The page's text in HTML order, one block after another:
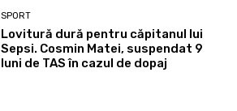
SPORT
Lovitură dură pentru căpitanul lui
Sepsi. Cosmin Matei, suspendat 9
luni de TAS în cazul de dopaj